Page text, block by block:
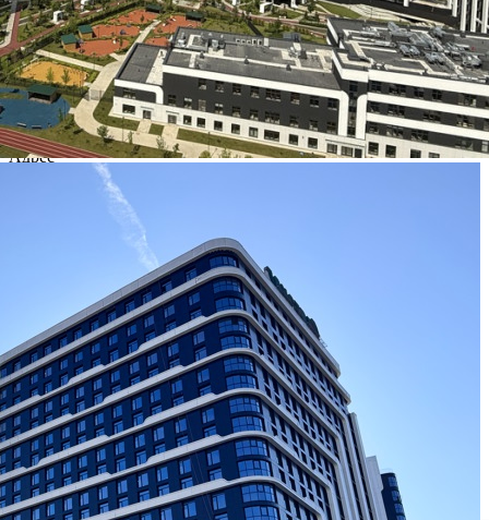
Характеристики помещения
№ объявления
121542
Дата размещения
07.08.2026
Москва
Адрес
Нижние Мнёвники улица, д.16к4
Расположено
Желаемый / подходящий вид деятельности
Не указано
Назначение
Не указано
Размер площади (м2)
184
Цена за помещение
800 000 руб.
Цена за 1 кв. м
4 348 руб.
О помещении